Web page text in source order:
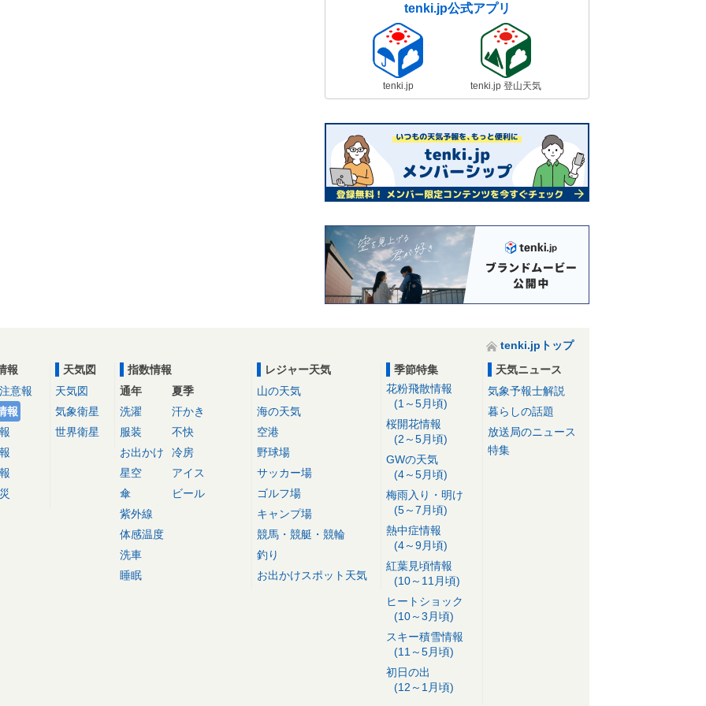
tenki.jp公式アプリ
tenki.jp tenki.jp 登山天気
tenki.jpトップ
報
意報
報
天気図
天気図
気象衛星
世界衛星
指数情報
通年
洗濯
服装
お出かけ
星空
傘
紫外線
体感温度
洗車
睡眠
夏季
汗かき
不快
冷房
アイス
ビール
レジャー天気
山の天気
海の天気
空港
野球場
サッカー場
ゴルフ場
キャンプ場
競馬・競艇・競輪
釣り
お出かけスポット天気
季節特集
花粉飛散情報
(1～5月頃)
桜開花情報
(2～5月頃)
GWの天気
(4～5月頃)
梅雨入り・明け
(5～7月頃)
熱中症情報
(4～9月頃)
紅葉見頃情報
(10～11月頃)
ヒートショック
(10～3月頃)
スキー積雪情報
(11～5月頃)
初日の出
(12～1月頃)
天気ニュース
気象予報士解説
暮らしの話題
放送局のニュース
特集